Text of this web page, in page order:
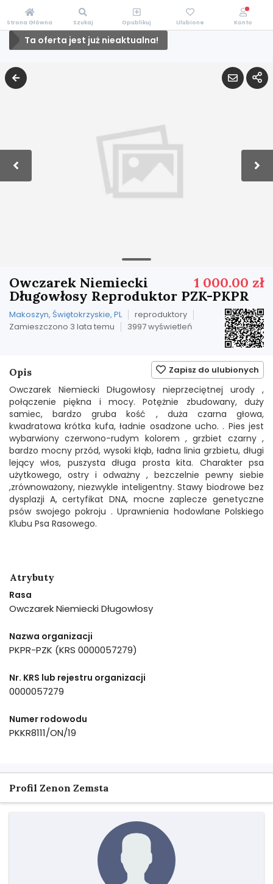
Ta oferta jest już nieaktualna!
1 000.00 zł
Owczarek Niemiecki
Długowłosy Reproduktor PZK-PKPR
Makoszyn, Świętokrzyskie, PL
reproduktory
Zamieszczono 3 lata temu
3997 wyświetleń
Zapisz do ulubionych
Opis
Owczarek Niemiecki Długowłosy nieprzeciętnej urody ,
połączenie piękna i mocy. Potężnie zbudowany, duży
samiec, bardzo gruba kość , duża czarna głowa,
kwadratowa krótka kufa, ładnie osadzone ucho. . Pies jest
wybarwiony czerwono-rudym kolorem , grzbiet czarny ,
bardzo mocny przód, wysoki kłąb, ładna linia grzbietu, długi
lejący włos, puszysta długa prosta kita. Charakter psa
użytkowego, ostry i odważny , bezczelnie pewny siebie
,zrównoważony, niezwykle inteligentny. Stawy biodrowe bez
dysplazji A, certyfikat DNA, mocne zaplecze genetyczne
psów swojego pokroju . Uprawnienia hodowlane Polskiego
Klubu Psa Rasowego.
Atrybuty
Rasa
Owczarek Niemiecki Długowłosy
Nazwa organizacji
PKPR-PZK (KRS 0000057279)
Nr. KRS lub rejestru organizacji
0000057279
Numer rodowodu
PKKR8111/ON/19
Profil Zenon Zemsta
Strona Główna Szukaj Opublikuj Ulubione Konto